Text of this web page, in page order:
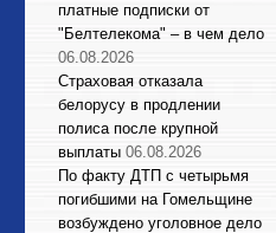
платные подписки от
"Белтелекома" – в чем дело
06.08.2026
Страховая отказала
белорусу в продлении
полиса после крупной
выплаты 06.08.2026
По факту ДТП с четырьмя
погибшими на Гомельщине
возбуждено уголовное дело